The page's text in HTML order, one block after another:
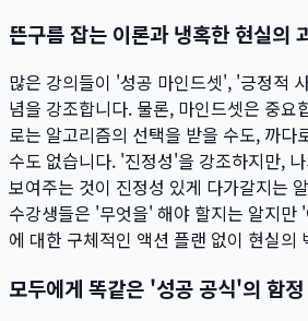
뜬구름 잡는 이론과 냉혹한 현실의
많은 강의들이 '성공 마인드셋', '긍정적
념을 강조합니다. 물론, 마인드셋은 중요
로는 알고리즘의 선택을 받을 수도, 까다
수도 없습니다. '진정성'을 강조하지만,
보여주는 것이 진정성 있게 다가갈지는
수강생들은 '무엇을' 해야 할지는 알지만
에 대한 구체적인 액션 플랜 없이 현실의
모두에게 똑같은 '성공 공식'의 함정